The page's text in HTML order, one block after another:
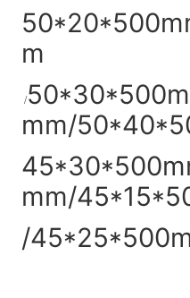
m
/
mm/
mm/
/